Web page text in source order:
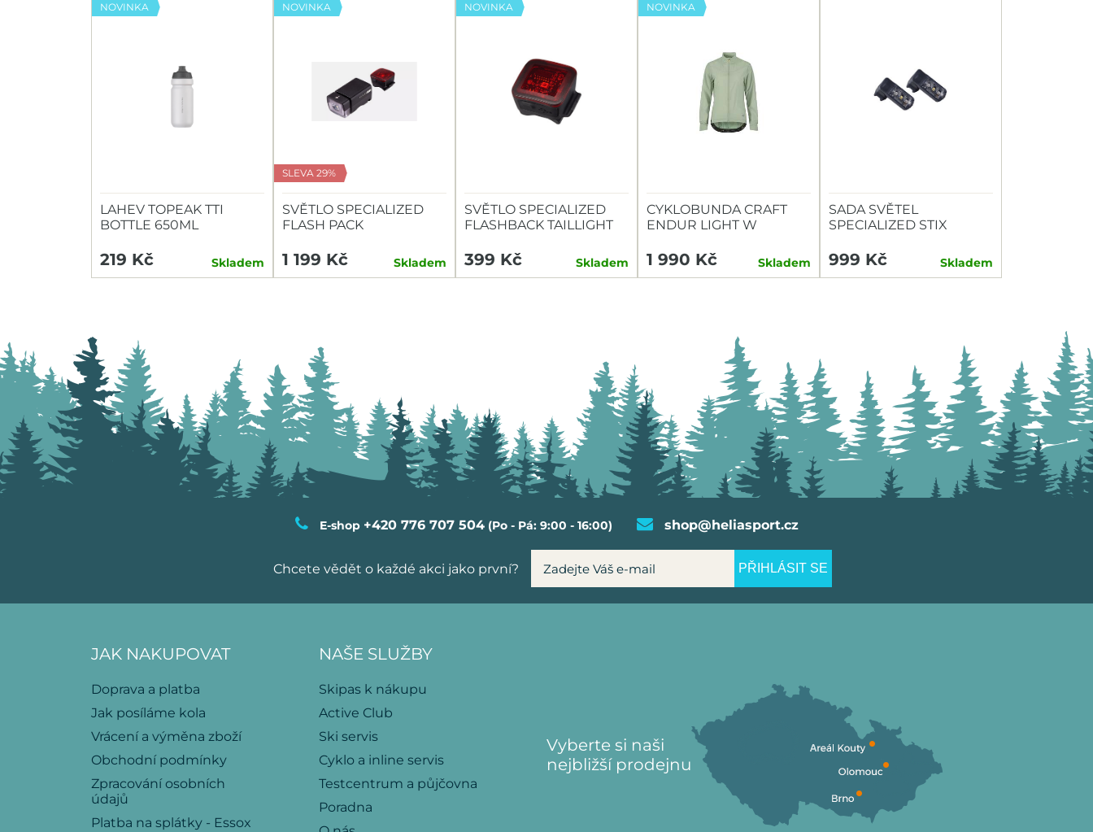
NOVINKA
LAHEV TOPEAK TTI
BOTTLE 650ML
219 Kč Skladem
NOVINKA
SLEVA 29%
SVĚTLO SPECIALIZED
FLASH PACK
1 199 Kč Skladem
NOVINKA
SVĚTLO SPECIALIZED
FLASHBACK TAILLIGHT
399 Kč Skladem
NOVINKA
CYKLOBUNDA CRAFT
ENDUR LIGHT W
1 990 Kč Skladem
SADA SVĚTEL
SPECIALIZED STIX
999 Kč Skladem
E-shop +420 776 707 504(Po - Pá: 9:00 - 16:00) shop@heliasport.cz
Chcete vědět o každé akci jako první? PŘIHLÁSIT SE
JAK NAKUPOVAT
Doprava a platba
Jak posíláme kola
Vrácení a výměna zboží
Obchodní podmínky
Zpracování osobních
údajů
Platba na splátky - Essox
NAŠE SLUŽBY
Skipas k nákupu
Active Club
Ski servis
Cyklo a inline servis
Testcentrum a půjčovna
Poradna
Vyberte si naši
nejbližší prodejnu